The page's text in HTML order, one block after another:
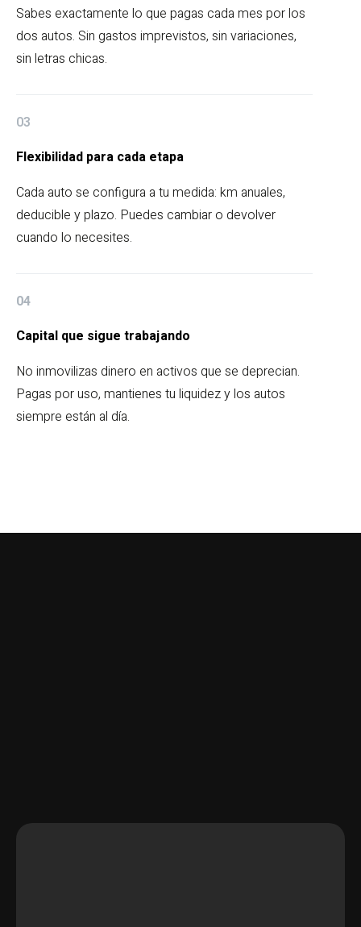
Sabes exactamente lo que pagas cada mes por los
dos autos. Sin gastos imprevistos, sin variaciones,
sin letras chicas.
03
Flexibilidad para cada etapa
Cada auto se configura a tu medida: km anuales,
deducible y plazo. Puedes cambiar o devolver
cuando lo necesites.
04
Capital que sigue trabajando
No inmovilizas dinero en activos que se deprecian.
Pagas por uso, mantienes tu liquidez y los autos
siempre están al día.